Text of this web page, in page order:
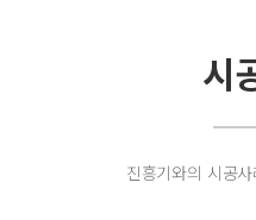
시
진흥기와의 시공